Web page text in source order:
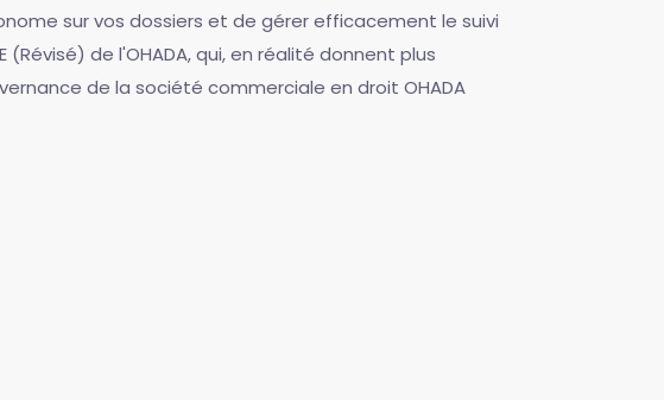
sur vos dossiers et de gérer efficacement le suivi
de l'OHADA, qui, en réalité donnent plus
de la société commerciale en droit OHADA